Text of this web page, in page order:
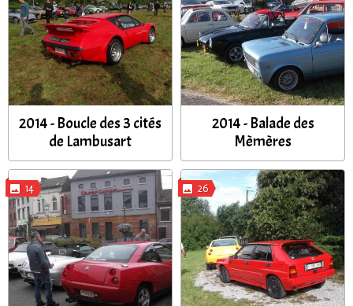
2014 - Boucle des 3 cités
de Lambusart
2014 - Balade des
Mèmères
14 26